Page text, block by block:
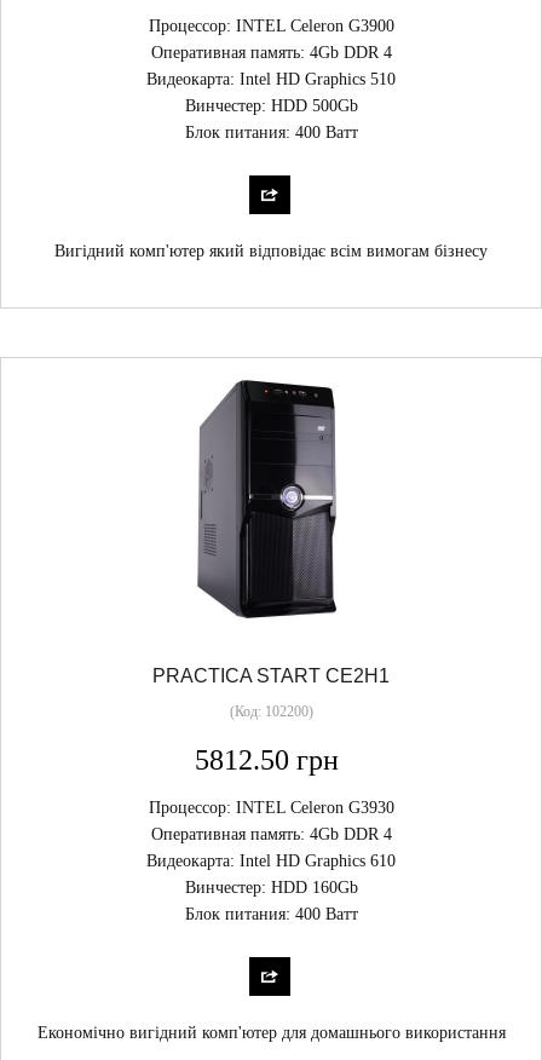
Процессор: INTEL Celeron G3900
Оперативная память: 4Gb DDR 4
Видеокарта: Intel HD Graphics 510
Винчестер: HDD 500Gb
Блок питания: 400 Ватт
Вигідний комп'ютер який відповідає всім вимогам бізнесу
PRACTICA START CE2H1
(Код: 102200)
5812.50 грн
Процессор: INTEL Celeron G3930
Оперативная память: 4Gb DDR 4
Видеокарта: Intel HD Graphics 610
Винчестер: HDD 160Gb
Блок питания: 400 Ватт
Економічно вигідний комп'ютер для домашнього використання